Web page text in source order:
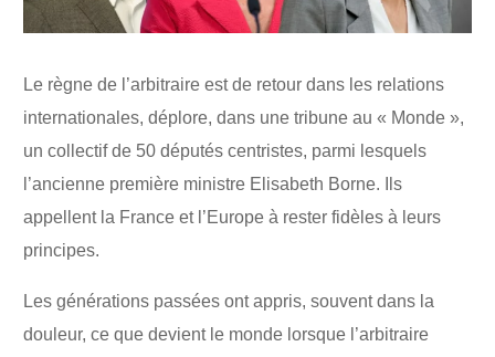
Le règne de l’arbitraire est de retour dans les relations
internationales, déplore, dans une tribune au « Monde »,
un collectif de 50 députés centristes, parmi lesquels
l’ancienne première ministre Elisabeth Borne. Ils
appellent la France et l’Europe à rester fidèles à leurs
principes.
Les générations passées ont appris, souvent dans la
douleur, ce que devient le monde lorsque l’arbitraire